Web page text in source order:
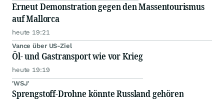
Erneut Demonstration gegen den Massentourismus
auf Mallorca
heute 19:21
Vance über US-Ziel
Öl- und Gastransport wie vor Krieg
heute 19:19
'WSJ'
Sprengstoff-Drohne könnte Russland gehören